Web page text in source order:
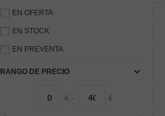
EN OFERTA
EN STOCK
EN PREVENTA
RANGO DE PRECIO
€ - €